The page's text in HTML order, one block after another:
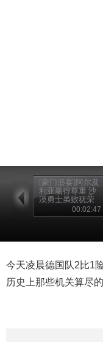
[豪门盛宴]阿尔及
利亚赢得尊重 沙
漠勇士虽败犹荣
00:02:47
今天凌晨德国队2比1
历史上那些机关算尽